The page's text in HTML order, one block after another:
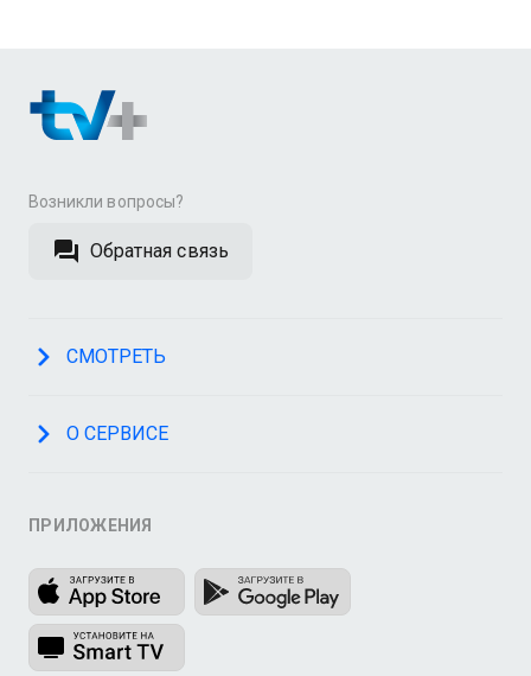
Возникли вопросы?
Обратная связь
СМОТРЕТЬ
О СЕРВИСЕ
ПРИЛОЖЕНИЯ